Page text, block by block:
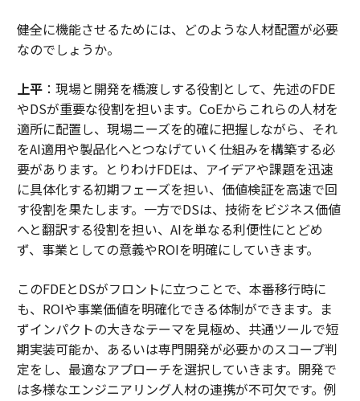
――健全に機能させるためには、どのような人材配置が必要
なのでしょうか。
上平：現場と開発を橋渡しする役割として、先述のFDE
やDSが重要な役割を担います。CoEからこれらの人材を
適所に配置し、現場ニーズを的確に把握しながら、それ
をAI適用や製品化へとつなげていく仕組みを構築する必
要があります。とりわけFDEは、アイデアや課題を迅速
に具体化する初期フェーズを担い、価値検証を高速で回
す役割を果たします。一方でDSは、技術をビジネス価値
へと翻訳する役割を担い、AIを単なる利便性にとどめ
ず、事業としての意義やROIを明確にしていきます。
このFDEとDSがフロントに立つことで、本番移行時に
も、ROIや事業価値を明確化できる体制ができます。ま
ずインパクトの大きなテーマを見極め、共通ツールで短
期実装可能か、あるいは専門開発が必要かのスコープ判
定をし、最適なアプローチを選択していきます。開発で
は多様なエンジニアリング人材の連携が不可欠です。例